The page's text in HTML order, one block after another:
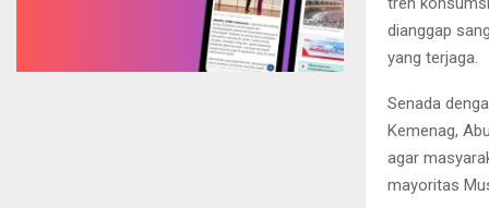
dianggap
yang terjaga.
Senada
Kemenag,
agar
mayoritas